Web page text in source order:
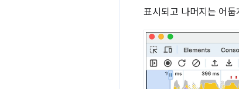
표시되고 나머지는 어